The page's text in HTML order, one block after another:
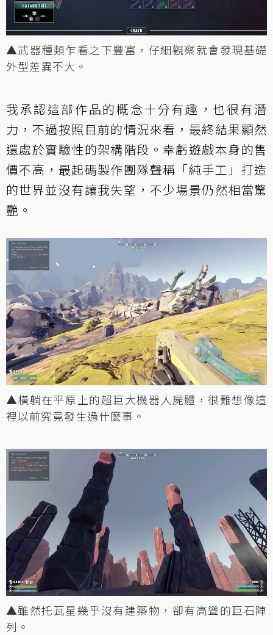
▲武器種類乍看之下豐富，仔細觀察就會發現基礎
外型差異不大。
我承認這部作品的概念十分有趣，也很有潛
力，不過按照目前的情況來看，最終結果顯然
還處於實驗性的架構階段。幸虧遊戲本身的售
價不高，最起碼製作團隊聲稱「純手工」打造
的世界並沒有讓我失望，不少場景仍然相當驚
艷。
▲橫躺在平原上的超巨大機器人屍體，很難想像這
裡以前究竟發生過什麼事。
▲雖然托瓦星幾乎沒有建築物，卻有高聳的巨石陣
列。